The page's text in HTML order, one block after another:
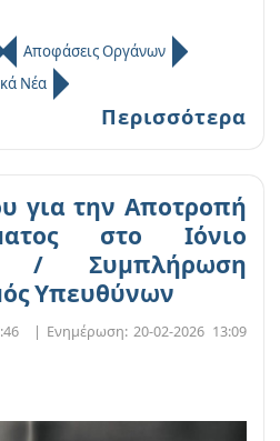
Αποφάσεις Οργάνων
Νέα
Περισσότερα
για την Αποτροπή
στο Ιόνιο
/ Συμπλήρωση
Υπευθύνων
| Ενημέρωση: 20-02-2026 13:09